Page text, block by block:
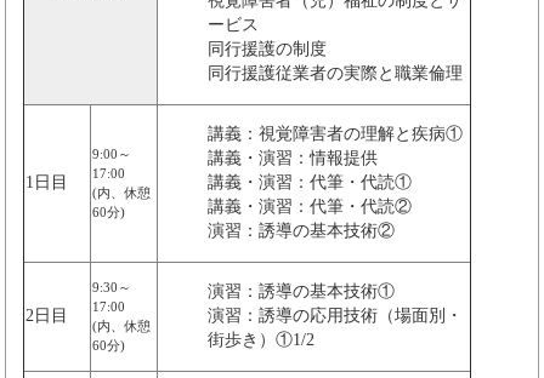
ービス
同行援護の制度
同行援護従業者の実際と職業倫理
1日目
9:00～
17:00
(内、休憩
60分)
講義：視覚障害者の理解と疾病①
講義・演習：情報提供
講義・演習：代筆・代読①
講義・演習：代筆・代読②
演習：誘導の基本技術②
2日目
9:30～
17:00
(内、休憩
60分)
演習：誘導の基本技術①
演習：誘導の応用技術（場面別・
街歩き）①1/2